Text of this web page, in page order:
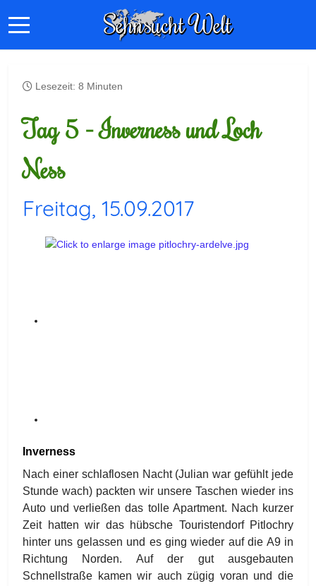
Lesezeit: 8 Minuten
Tag 5 - Inverness und Loch
Ness
Freitag, 15.09.2017
Inverness
Nach einer schlaflosen Nacht (Julian war gefühlt jede
Stunde wach) packten wir unsere Taschen wieder ins
Auto und verließen das tolle Apartment. Nach kurzer
Zeit hatten wir das hübsche Touristendorf Pitlochry
hinter uns gelassen und es ging wieder auf die A9 in
Richtung Norden. Auf der gut ausgebauten
Schnellstraße kamen wir auch zügig voran und die